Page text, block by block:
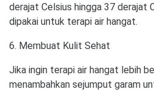
derajat Celsius hingga 37 derajat
dipakai untuk terapi air hangat.
6. Membuat Kulit Sehat
Jika ingin terapi air hangat lebih
menambahkan sejumput garam